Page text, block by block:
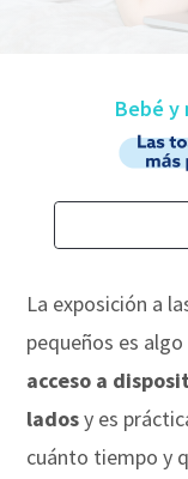
Bebé y
La exposición a
pequeños es
acceso a
ladosy es
cuánto tiempo y